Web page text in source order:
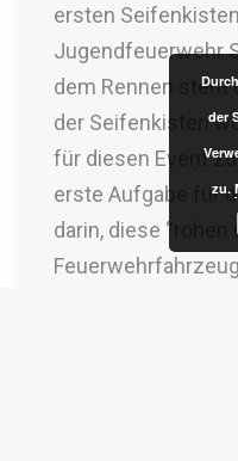
ersten
Jugendfeuerwehr
dem Rennen steht
der Seifenkisten
für diesen Event
erste Aufgabe für
darin, diese “rohen
der
zu.